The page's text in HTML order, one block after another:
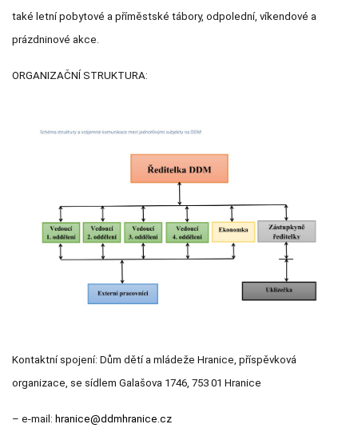
také letní pobytové a příměstské tábory, odpolední, víkendové a
prázdninové akce.
ORGANIZAČNÍ STRUKTURA:
Kontaktní spojení: Dům dětí a mládeže Hranice, příspěvková
organizace, se sídlem Galašova 1746, 753 01 Hranice
– e-mail: hranice@ddmhranice.cz